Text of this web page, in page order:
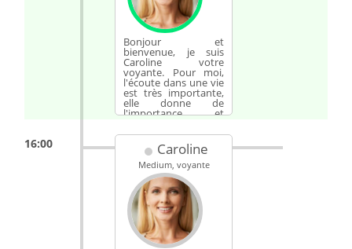
Bonjour et
bienvenue, je suis
Caroline votre
voyante. Pour moi,
l'écoute dans une vie
est très importante,
elle donne de
l'importance et
16:00 Caroline
Medium, voyante